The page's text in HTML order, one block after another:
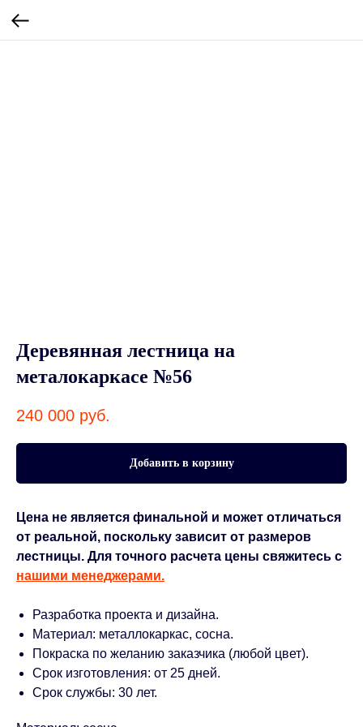
Деревянная лестница на
металокаркасе №56
240 000 руб.
Добавить в корзину
Цена не является финальной и может отличаться
от реальной, поскольку зависит от размеров
лестницы. Для точного расчета цены свяжитесь с
нашими менеджерами.
Разработка проекта и дизайна.
Материал: металлокаркас, сосна.
Покраска по желанию заказчика (любой цвет).
Срок изготовления: от 25 дней.
Срок службы: 30 лет.